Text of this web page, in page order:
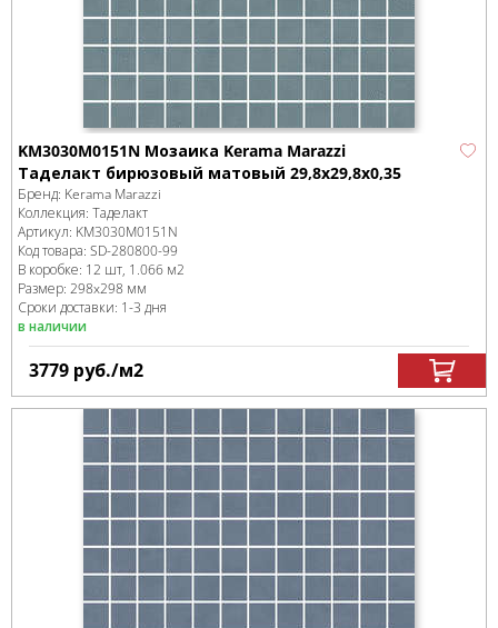
KM3030M0151N Мозаика Kerama Marazzi
Таделакт бирюзовый матовый 29,8x29,8x0,35
Бренд: Kerama Marazzi
Коллекция: Таделакт
Артикул: KM3030M0151N
Код товара: SD-280800-99
В коробке: 12 шт, 1.066 м2
Размер: 298x298 мм
Сроки доставки: 1-3 дня
в наличии
3779 руб./м2